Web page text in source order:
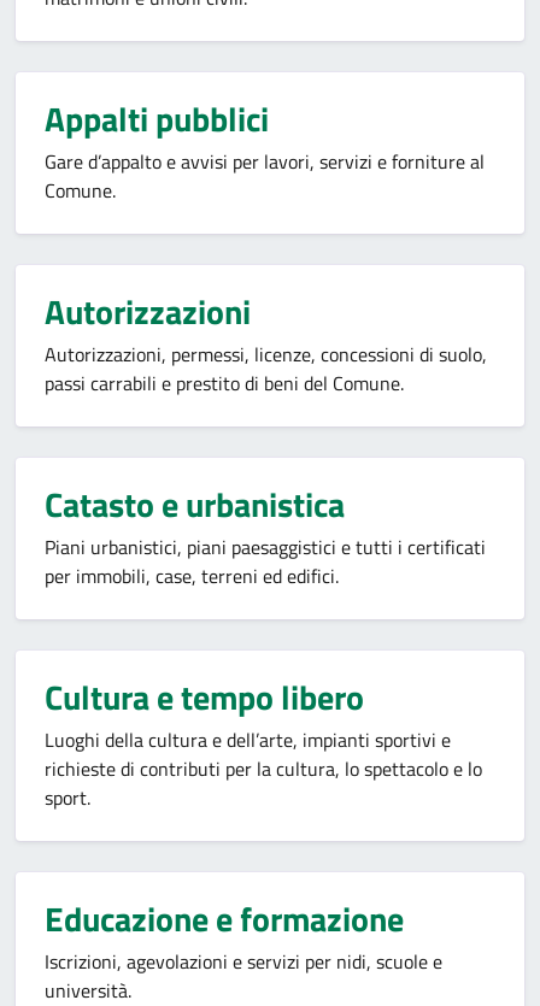
Appalti pubblici
Gare d’appalto e avvisi per lavori, servizi e forniture al
Comune.
Autorizzazioni
Autorizzazioni, permessi, licenze, concessioni di suolo,
passi carrabili e prestito di beni del Comune.
Catasto e urbanistica
Piani urbanistici, piani paesaggistici e tutti i certificati
per immobili, case, terreni ed edifici.
Cultura e tempo libero
Luoghi della cultura e dell’arte, impianti sportivi e
richieste di contributi per la cultura, lo spettacolo e lo
sport.
Educazione e formazione
Iscrizioni, agevolazioni e servizi per nidi, scuole e
università.